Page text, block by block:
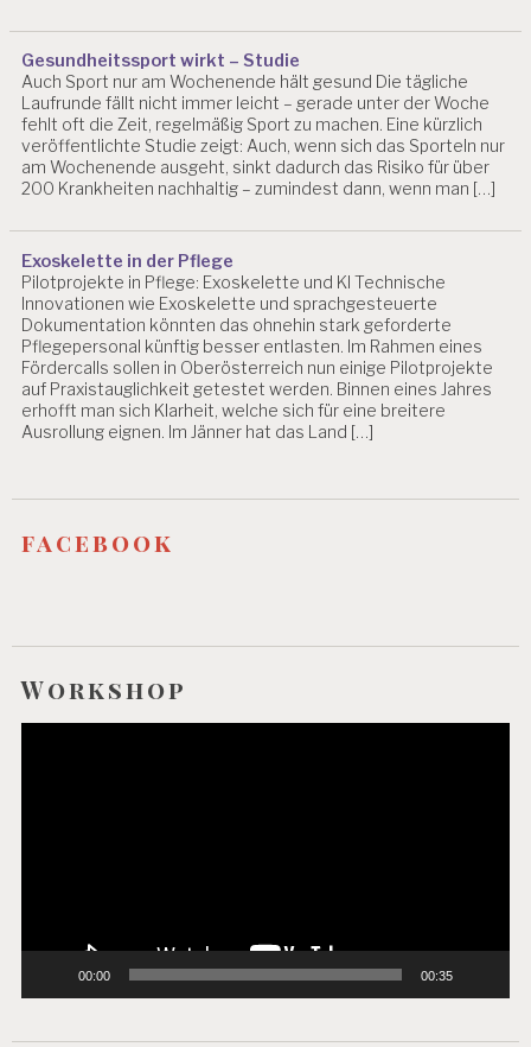
O
G
IE
S
A
L
Z
B
R
G
A
R
B
EI
T
S
SI
E
H
EI
T
Gesundheitssport wirkt – Studie
Auch Sport nur am Wochenende hält gesund Die tägliche
Laufrunde fällt nicht immer leicht – gerade unter der Woche
fehlt oft die Zeit, regelmäßig Sport zu machen. Eine kürzlich
veröffentlichte Studie zeigt: Auch, wenn sich das Sporteln nur
am Wochenende ausgeht, sinkt dadurch das Risiko für über
200 Krankheiten nachhaltig – zumindest dann, wenn man […]
Exoskelette in der Pflege
Pilotprojekte in Pflege: Exoskelette und KI Technische
Innovationen wie Exoskelette und sprachgesteuerte
Dokumentation könnten das ohnehin stark geforderte
Pflegepersonal künftig besser entlasten. Im Rahmen eines
Fördercalls sollen in Oberösterreich nun einige Pilotprojekte
auf Praxistauglichkeit getestet werden. Binnen eines Jahres
erhofft man sich Klarheit, welche sich für eine breitere
Ausrollung eignen. Im Jänner hat das Land […]
facebook
Workshop
00:00 00:35